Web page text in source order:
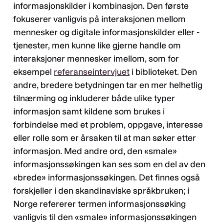
informasjonskilder i kombinasjon. Den første
fokuserer vanligvis på interaksjonen mellom
mennesker og digitale informasjonskilder eller -
tjenester, men kunne like gjerne handle om
interaksjoner mennesker imellom, som for
eksempel referanseintervjuet i biblioteket. Den
andre, bredere betydningen tar en mer helhetlig
tilnærming og inkluderer både ulike typer
informasjon samt kildene som brukes i
forbindelse med et problem, oppgave, interesse
eller rolle som er årsaken til at man søker etter
informasjon. Med andre ord, den «smale»
informasjonssøkingen kan ses som en del av den
«brede» informasjonssøkingen. Det finnes også
forskjeller i den skandinaviske språkbruken; i
Norge refererer termen informasjonssøking
vanligvis til den «smale» informasjonssøkingen